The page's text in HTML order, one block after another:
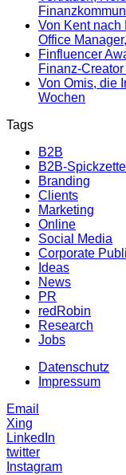
Von Kent nach
Office
Finfluencer
Finanz-
Von Omis, die
Wochen
Tags
B2B
B2B-Spickzettel
Branding
Clients
Marketing
Online
Social Media
Corporate
Ideas
News
PR
redRobin
Research
Jobs
Datenschutz
Impressum
Email
Xing
LinkedIn
twitter
Instagram